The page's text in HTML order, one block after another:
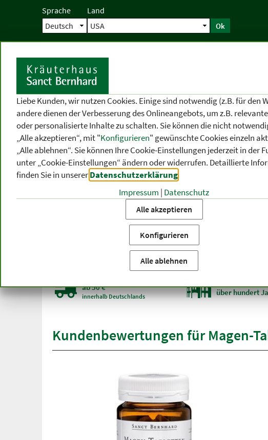
Sprache Land
Ok
Startseite
Seit 1903
KATEGORIEN
THEMEN-
BEREICHE
VON A BIS Z
Startseite Produktkategorien
Magen-Tabletten 100 Tabletten führen wir
ab 50 €
innerhalb Deutschlands
über hundert
Kundenbewertungen für Magen-
Liebe Kunden, wir nutzen Cookies. Einige sind notwendig (z.B. für den
andere dienen der Verbesserung des Onlineangebots, um z.B.
oder personalisierte Inhalte zu schalten. Sie können die nicht
„Alle akzeptieren“, mit "Konfigurieren" gewünschte Cookies einzeln
„Alle ablehnen“. Sie können Ihre Cookie-Einstellungen jederzeit in der
unter „Cookie-Einstellungen“ ändern oder widerrufen. Detaillierte
finden Sie in unsererDatenschutzerklärung
Impressum | Datenschutz
Alle akzeptieren
Konfigurieren
Alle ablehnen